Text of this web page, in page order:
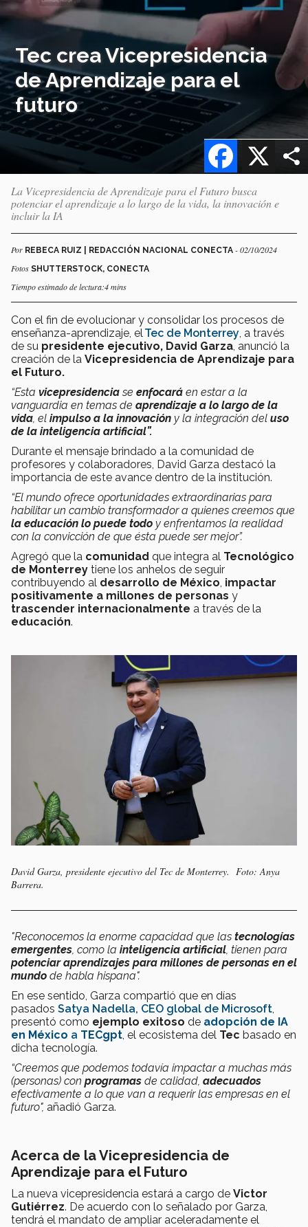
Tec crea Vicepresidencia
de Aprendizaje para el
futuro
X
Facebook
La Vicepresidencia de Aprendizaje para el Futuro busca
potenciar el aprendizaje a lo largo de la vida, la innovación e
incluir la IA
Por REBECA RUIZ | REDACCIÓN NACIONAL CONECTA - 02/10/2024
Fotos SHUTTERSTOCK, CONECTA
Tiempo estimado de lectura:4 mins
Con el fin de evolucionar y consolidar los procesos de
enseñanza-aprendizaje, el Tec de Monterrey , a través
de su presidente ejecutivo, David Garza , anunció la
creación de la Vicepresidencia de Aprendizaje para
el Futuro.
“Esta vicepresidenciase enfocará en estar a la
vanguardia en temas de aprendizaje a lo largo de la
vida , el impulso a la innovación y la integración del uso
de la inteligencia artificial”.
Durante el mensaje brindado a la comunidad de
profesores y colaboradores, David Garza destacó la
importancia de este avance dentro de la institución.
“El mundo ofrece oportunidades extraordinarias para
habilitar un cambio transformador a quienes creemos que
la educación lo puede todo y enfrentamos la realidad
con la convicción de que ésta puede ser mejor”.
Agregó que la comunidad que integra al Tecnológico
de Monterrey tiene los anhelos de seguir
contribuyendo al desarrollo de México impactar
positivamente a millones de personas y
trascender internacionalmente a través de la
educación.
David Garza, presidente ejecutivo del Tec de Monterrey. Foto: Anya
Barrera.
"Reconocemos la enorme capacidad que las tecnologías
emergentes, como la inteligencia artificial, tienen para
potenciar aprendizajes para millones de personas en el
mundo de habla hispana".
En ese sentido, Garza compartió que en días
pasados Satya Nadella, CEO global de Microsoft,
presentó como ejemplo exitoso de adopción de IA
en México a TECgpt, el ecosistema del Tec basado en
dicha tecnología.
“Creemos que podemos todavía impactar a muchas más
(personas) con programas de calidad, adecuados
efectivamente a lo que van a requerir las empresas en el
futuro", añadió Garza.
Acerca de la Vicepresidencia de
Aprendizaje para el Futuro
La nueva vicepresidencia estará a cargo de Victor
Gutiérrez. De acuerdo con lo señalado por Garza,
tendrá el mandato de ampliar aceleradamente el